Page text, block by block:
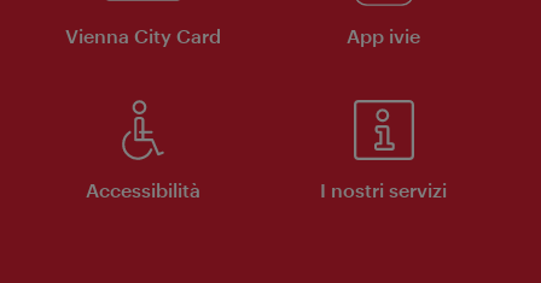
Vienna City Card App ivie
Accessibilità I nostri servizi